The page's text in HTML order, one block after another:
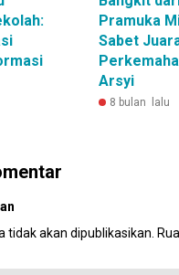
Pramuka
Sabet
Arsyi
8 bulan lalu
tidak akan dipublikasikan.